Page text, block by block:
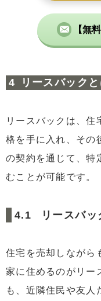
【無
リースバックと
リースバックは、住
格を手に入れ、その
の契約を通じて、特
むことが可能です。
リースバ
住宅を売却しながら
家に住めるのがリー
も、近隣住民や友人